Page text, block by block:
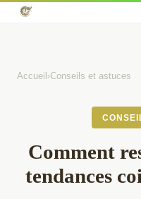
Accueil ›Conseils et astuces
Comment
tendances